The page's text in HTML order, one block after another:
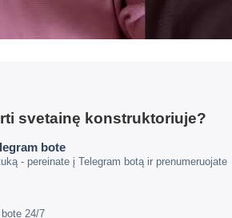
svetainę konstruktoriuje?
bote
- pereinate į Telegram botą ir prenumeruojate
24/7